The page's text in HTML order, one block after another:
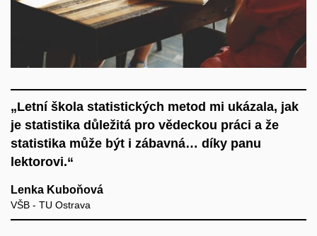
„Letní škola statistických metod mi ukázala, jak
je statistika důležitá pro vědeckou práci a že
statistika může být i zábavná… díky panu
lektorovi.“
Lenka Kuboňová
VŠB - TU Ostrava